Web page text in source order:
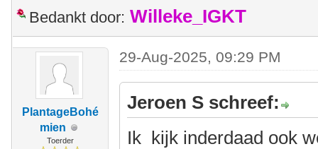
Bedankt door: Willeke_IGKT
PlantageBohé
mien
Toerder
29-Aug-2025, 09:29 PM
Jeroen S schreef:
Ik kijk inderdaad ook